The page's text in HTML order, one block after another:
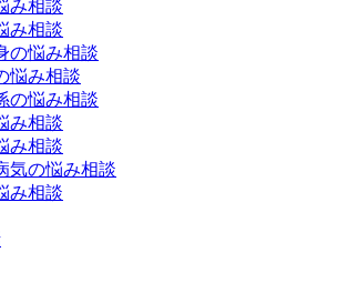
み相談
み相談
の悩み相談
悩み相談
の悩み相談
み相談
み相談
気の悩み相談
み相談